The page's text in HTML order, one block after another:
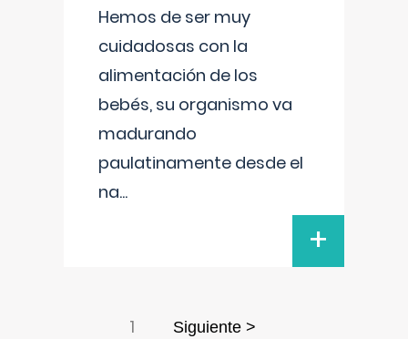
Hemos de ser muy
cuidadosas con la
alimentación de los
bebés, su organismo va
madurando
paulatinamente desde el
na...
+
1 Siguiente >